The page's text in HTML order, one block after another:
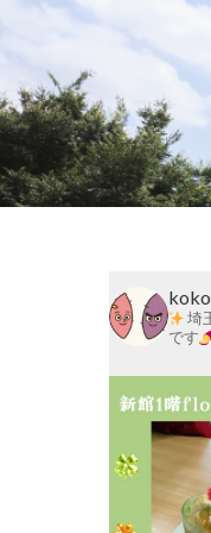
社
会
福
祉
法
埼
です